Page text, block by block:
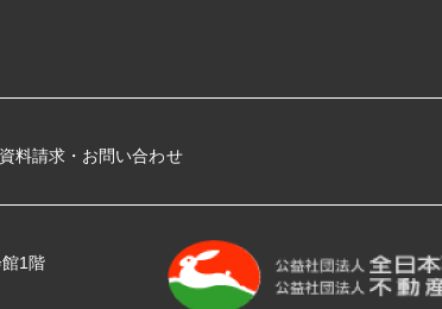
資料請求・お問い合わせ
1階